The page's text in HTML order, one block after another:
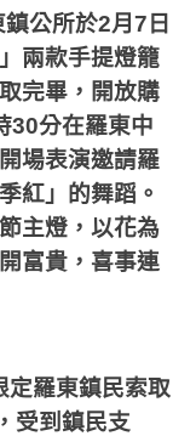
鎮公所於2月7 日
兩款手提燈籠
完畢，開放購
30分在羅東中
場表演邀請羅
紅」的舞蹈。
主燈，以花為
富貴，喜事連
定羅東鎮民索取
受到鎮民支